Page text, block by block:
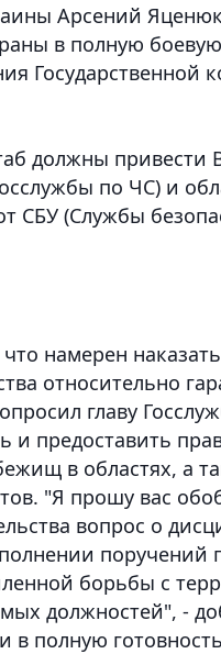
Арсений
в полную
должны привести
по ЧС) и
СБУ (Службы
намерен
относительно
главу
и предоставить
в областях, а
"Я прошу вас
вопрос о
поручений
борьбы с
должностей", -
в полную